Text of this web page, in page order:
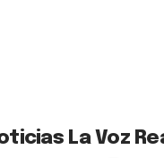
La Voz